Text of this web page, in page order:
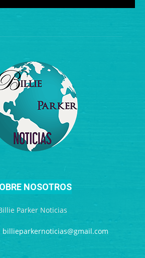
NOSOTROS
Parker Noticias
billieparkernoticias@gmail.com